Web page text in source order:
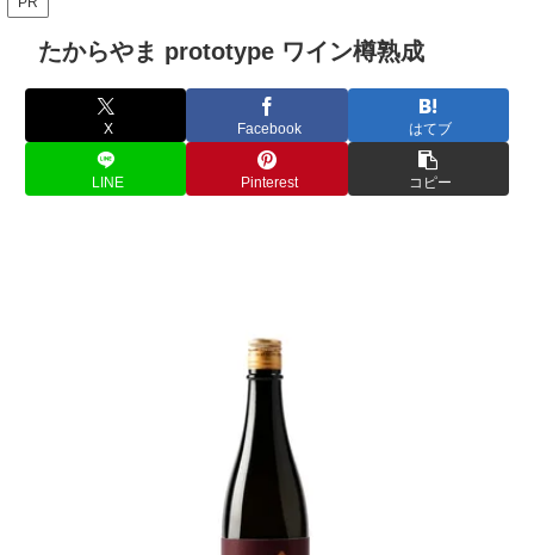
たからやま prototype ワイン樽熟成
X Facebook はてブ
LINE Pinterest コピー